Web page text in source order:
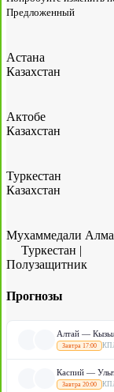
Предложенный
Астана
Казахстан
Актобе
Казахстан
Туркестан
Казахстан
Мухаммедали
Туркестан |
Полузащитник
Прогнозы
Алтай —
Завтра 17:00
Каспий —
Завтра 20:00